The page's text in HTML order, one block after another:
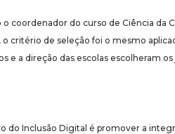
o coordenador do curso de Ciência da
o critério de seleção foi o mesmo
e a direção das escolas escolheram
do Inclusão Digital é promover a